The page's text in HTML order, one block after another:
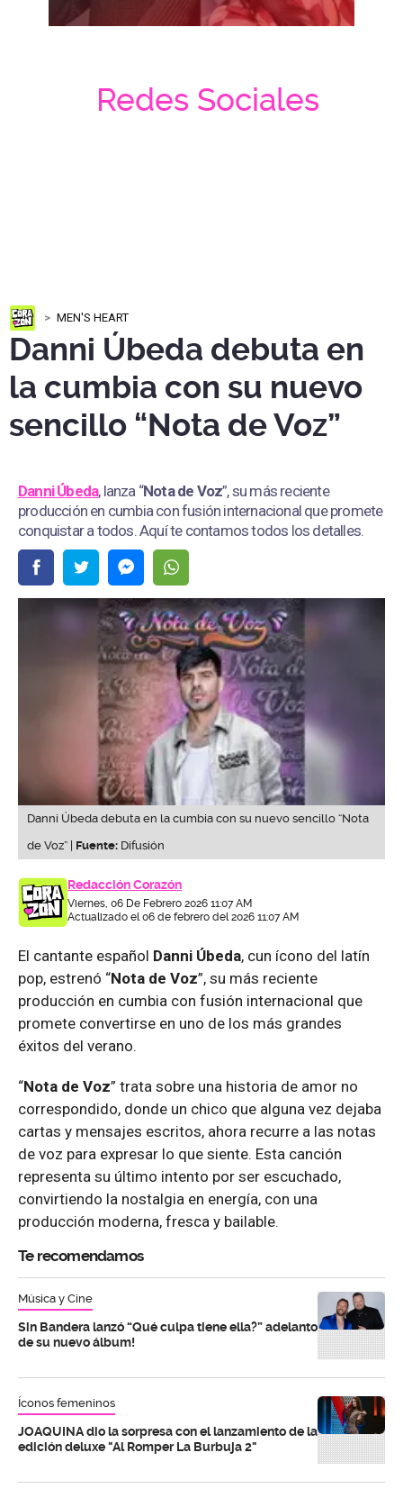
Redes Sociales
MEN'S HEART
Danni Úbeda debuta en
la cumbia con su nuevo
sencillo “Nota de Voz”
Danni Úbeda, lanza “Nota de Voz”, su más reciente
producción en cumbia con fusión internacional que promete
conquistar a todos. Aquí te contamos todos los detalles.
Danni Úbeda debuta en la cumbia con su nuevo sencillo “Nota
de Voz” | Fuente: Difusión
Redacción Corazón
Viernes, 06 De Febrero 2026 11:07 AM
Actualizado el 06 de febrero del 2026 11:07 AM
El cantante español Danni Úbeda, cun ícono del latín
pop, estrenó “Nota de Voz”, su más reciente
producción en cumbia con fusión internacional que
promete convertirse en uno de los más grandes
éxitos del verano.
“Nota de Voz” trata sobre una historia de amor no
correspondido, donde un chico que alguna vez dejaba
cartas y mensajes escritos, ahora recurre a las notas
de voz para expresar lo que siente. Esta canción
representa su último intento por ser escuchado,
convirtiendo la nostalgia en energía, con una
producción moderna, fresca y bailable.
Te recomendamos
Música y Cine
Sin Bandera lanzó “Qué culpa tiene ella?” adelanto
de su nuevo álbum!
Íconos femeninos
JOAQUINA dio la sorpresa con el lanzamiento de la
edición deluxe "Al Romper La Burbuja 2"